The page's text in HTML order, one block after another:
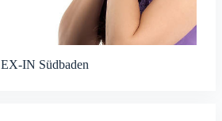
EX-IN Südbaden